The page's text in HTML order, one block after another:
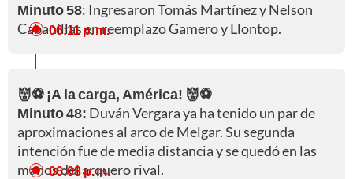
Minuto 58: Ingresaron Tomás Martínez y Nelson
Cabanillas en reemplazo Gamero y Llontop.
06:11 p. m.
👹⚽ ¡A la carga, América! 👹⚽
Minuto 48: Duván Vergara ya ha tenido un par de
aproximaciones al arco de Melgar. Su segunda
intención fue de media distancia y se quedó en las
manos del arquero rival.
06:08 p. m.